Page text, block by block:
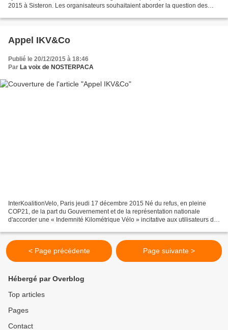
2015 à Sisteron. Les organisateurs souhaitaient aborder la question des
Appel IKV&Co
Publié le 20/12/2015 à 18:46
Par La voix de NOSTERPACA
InterKoalitionVelo, Paris jeudi 17 décembre 2015 Né du refus, en pleine
COP21, de la part du Gouvernement et de la représentation nationale
d'accorder une « Indemnité Kilométrique Vélo » incitative aux utilisateurs de
< Page précédente Page suivante >
Hébergé par Overblog
Top articles
Pages
Contact